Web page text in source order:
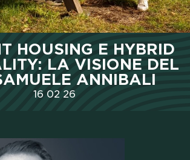
HOME
SIAMO
DI STUDIO
CAMPUS
HOUSING E HYBRID
LA VISIONE DEL
ANNIBALI
16 02 26